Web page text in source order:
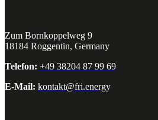
Zum Bornkoppelweg 9
18184 Roggentin, Germany
Telefon: +49 38204 87 99 69
E-Mail: kontakt@fri.energy